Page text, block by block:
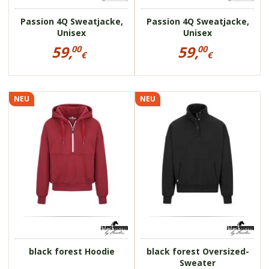
Passion 4Q Sweatjacke,
Unisex
Preisinformationen
4Q
Unisex
59,00
€
€
Passion 4Q Sweatjacke,
Unisex
Preisinformationen
4Q
Unisex
59,00
€
€
NEU
black forest Hoodie
190019
für Damen
maximaler Komfort
Oversized-Schnitt
kuschelige
Innenseite
NEU
black forest Oversized-
Sweater
» weitere Bilder
190021
für Damen
lässig
kuschelige
Innenseite
sportlich